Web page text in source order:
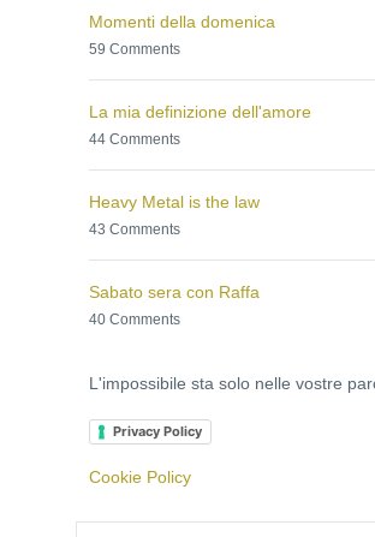
Momenti della domenica
59 Comments
La mia definizione dell'amore
44 Comments
Heavy Metal is the law
43 Comments
Sabato sera con Raffa
40 Comments
L'impossibile sta solo nelle vostre
Privacy Policy
Cookie Policy